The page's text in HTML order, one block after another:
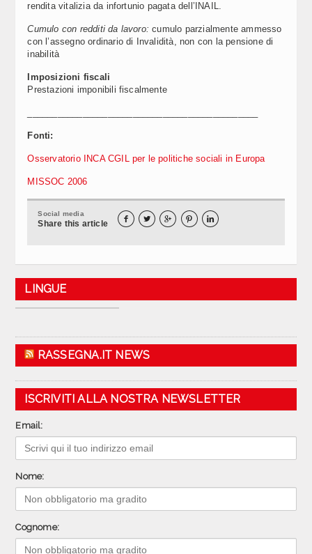
rendita vitalizia da infortunio pagata dell’INAIL.
Cumulo con redditi da lavoro:cumulo parzialmente ammesso
con l’assegno ordinario di Invalidità, non con la pensione di
inabilità
Imposizioni fiscali
Prestazioni imponibili fiscalmente
Fonti:
Osservatorio INCA CGIL per le politiche sociali in Europa
MISSOC 2006
Social media
Share this article     
LINGUE
RASSEGNA.IT NEWS
ISCRIVITI ALLA NOSTRA NEWSLETTER
Email:
Nome:
Cognome: